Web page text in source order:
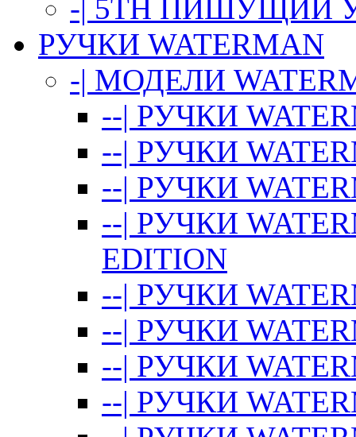
-| 5TH ПИШУЩИЙ
РУЧКИ WATERMAN
-| МОДЕЛИ
--| РУЧКИ
--| РУЧКИ
--| РУЧКИ
--| РУЧКИ
EDITION
--| РУЧКИ
--| РУЧКИ
--| РУЧКИ
--| РУЧКИ